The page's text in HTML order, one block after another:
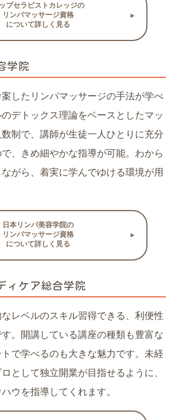
プセラピストカレッジの
リンパマッサージ資格
について詳しく見る
学院
したリンパマッサージの手法が学べ
デトックス理論をベースとしたマッ
制で、講師が生徒一人ひとりに充分
、きめ細やかな指導が可能。わから
がら、着実に学んでゆける環境が用
日本リンパ美容学院の
リンパマッサージ資格
について詳しく見る
ィケア総合学院
レベルのスキル習得できる、利便性
。開講している講座の種類も豊富な
で学べるのも大きな魅力です。未経
として独立開業が目指せるように、
ウを指導してくれます。